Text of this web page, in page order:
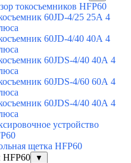
токосъемников HFP60
60JD-4/25 25А 4
60JD-4/40 40А 4
60JDS-4/40 40А 4
60JDS-4/60 60А 4
60JDS-4/40 40А 4
устройство
щетка HFP60
▼